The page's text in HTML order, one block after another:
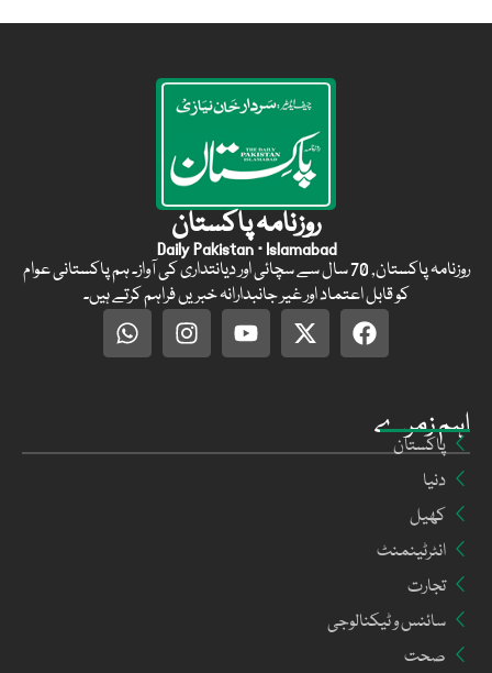
اہم زمرے
پاکستان
دنیا
کھیل
انٹرٹینمنٹ
تجارت
سائنس و ٹیکنالوجی
صحت
روزنامہ پاکستان
Daily Pakistan · Islamabad
روزنامہ پاکستان, 70 سال سے سچائی اور دیانتداری کی آواز۔ ہم پاکستانی عوام
کو قابل اعتماد اور غیر جانبدارانہ خبریں فراہم کرتے ہیں۔